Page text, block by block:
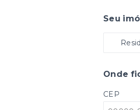
Seu
Onde
CEP